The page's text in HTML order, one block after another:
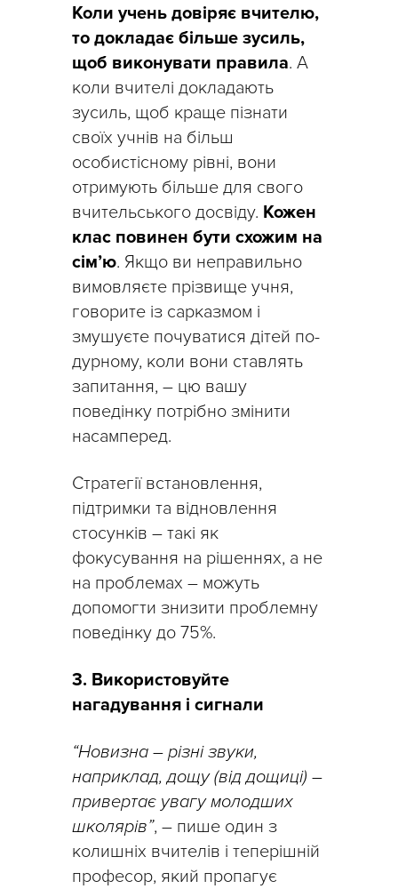
Коли учень довіряє вчителю,
то докладає більше зусиль,
щоб виконувати правила. А
коли вчителі докладають
зусиль, щоб краще пізнати
своїх учнів на більш
особистісному рівні, вони
отримують більше для свого
вчительського досвіду. Кожен
клас повинен бути схожим на
сім’ю. Якщо ви неправильно
вимовляєте прізвище учня,
говорите із сарказмом і
змушуєте почуватися дітей по-
дурному, коли вони ставлять
запитання, – цю вашу
поведінку потрібно змінити
насамперед.
Стратегії встановлення,
підтримки та відновлення
стосунків – такі як
фокусування на рішеннях, а не
на проблемах – можуть
допомогти знизити проблемну
поведінку до 75%.
3. Використовуйте
нагадування і сигнали
“Новизна – різні звуки,
наприклад, дощу (від дощиці) –
привертає увагу молодших
школярів”, – пише один з
колишніх вчителів і теперішній
професор, який пропагує